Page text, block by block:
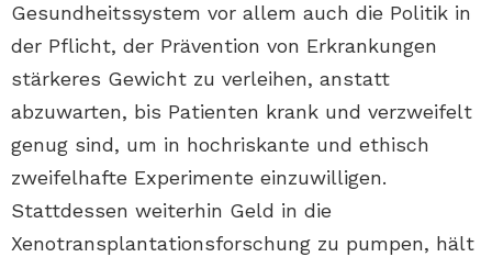
Gesundheitssystem vor allem auch die Politik in
der Pflicht, der Prävention von Erkrankungen
stärkeres Gewicht zu verleihen, anstatt
abzuwarten, bis Patienten krank und verzweifelt
genug sind, um in hochriskante und ethisch
zweifelhafte Experimente einzuwilligen.
Stattdessen weiterhin Geld in die
Xenotransplantationsforschung zu pumpen, hält